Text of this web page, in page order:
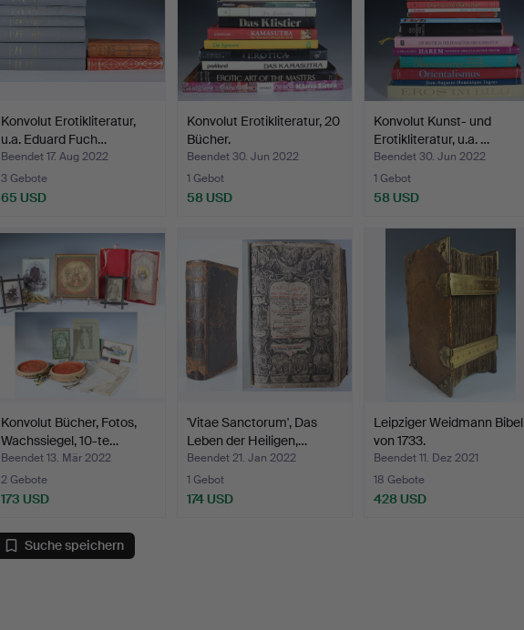
Konvolut Erotikliteratur,
u.a. Eduard Fuch…
Beendet 17. Aug 2022
3 Gebote
65 USD
Konvolut Erotikliteratur, 20
Bücher.
Beendet 30. Jun 2022
1 Gebot
58 USD
Konvolut Kunst- und
Erotikliteratur, u.a. …
Beendet 30. Jun 2022
1 Gebot
58 USD
Konvolut Bücher, Fotos,
Wachssiegel, 10-te…
Beendet 13. Mär 2022
2 Gebote
173 USD
'Vitae Sanctorum', Das
Leben der Heiligen,…
Beendet 21. Jan 2022
1 Gebot
174 USD
Leipziger Weidmann Bibel
von 1733.
Beendet 11. Dez 2021
18 Gebote
428 USD
Suche speichern